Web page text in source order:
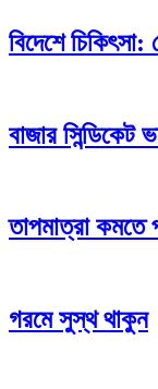
বিদেশে
বাজার সিন্ডিকেট
তাপমাত্রা কমতে
গরমে সুস্থ থাকুন